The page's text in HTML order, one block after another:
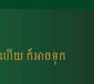
ហើយ ក៏អាចទុក